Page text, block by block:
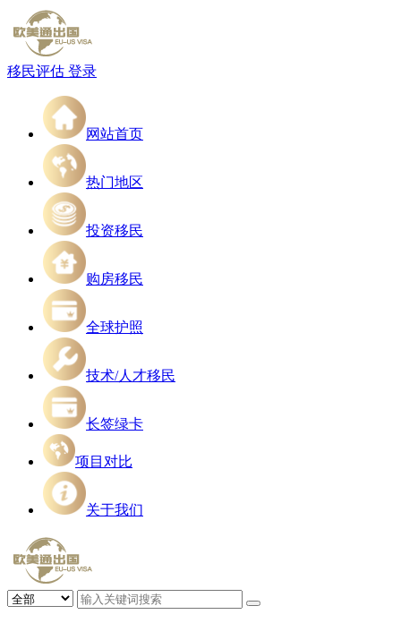
移民评估 登录
网站首页
热门地区
投资移民
购房移民
全球护照
技术/人才移民
长签绿卡
项目对比
关于我们